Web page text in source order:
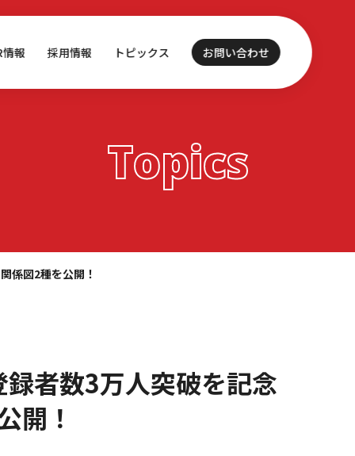
情報 採用情報 トピックス お問い合わせ
Topics
係図2種を公開！
録者数3万人突破を記念
開！